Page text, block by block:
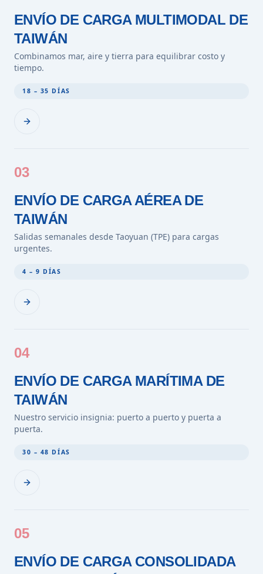
ENVÍO DE CARGA MULTIMODAL DE
TAIWÁN
Combinamos mar, aire y tierra para equilibrar costo y
tiempo.
18 – 35 DÍAS
03
ENVÍO DE CARGA AÉREA DE
TAIWÁN
Salidas semanales desde Taoyuan (TPE) para cargas
urgentes.
4 – 9 DÍAS
04
ENVÍO DE CARGA MARÍTIMA DE
TAIWÁN
Nuestro servicio insignia: puerto a puerto y puerta a
puerta.
30 – 48 DÍAS
05
ENVÍO DE CARGA CONSOLIDADA